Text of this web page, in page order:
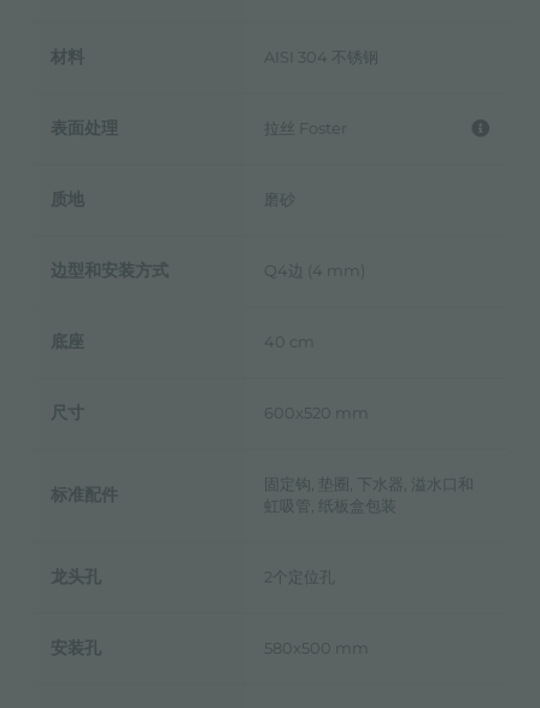
材料 AISI 304 不锈钢
表面处理 拉丝 Foster
质地 磨砂
边型和安装方式 Q4边 (4 mm)
底座 40 cm
尺寸 600x520 mm
标准配件
固定钩, 垫圈, 下水器, 溢水口和
虹吸管, 纸板盒包装
龙头孔 2个定位孔
安装孔 580x500 mm